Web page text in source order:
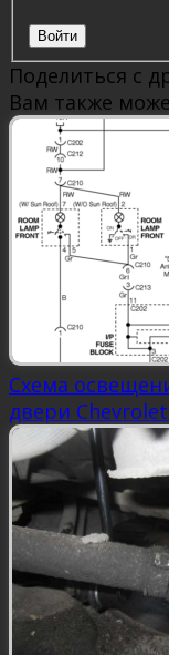
Войти
Поделиться с
Вам также
Схема
двери